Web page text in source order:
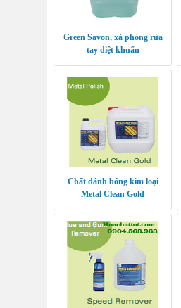
Green Savon, xà phòng rửa
tay diệt khuẩn
Chất đánh bóng kim loại
Metal Clean Gold